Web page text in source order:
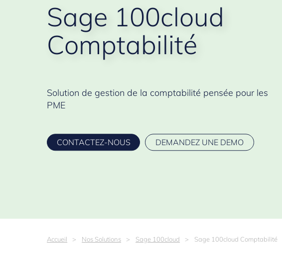
Sage 100cloud
Comptabilité
Solution de gestion de la comptabilité pensée pour les
PME
CONTACTEZ-NOUS DEMANDEZ UNE DEMO
Accueil Nos Solutions Sage 100cloud Sage 100cloud Comptabilité